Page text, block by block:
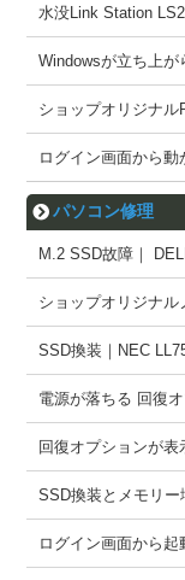
水没Link Station
Windowsが立ち上
ショップオリジナ
ログイン画面から
パソコン修理
M.2 SSD故障｜
ショップオリジナル
SSD換装｜NEC
電源が落ちる 回復
回復オプションが
SSD換装とメモリ
ログイン画面から